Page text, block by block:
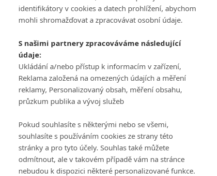
identifikátory v cookies a datech prohlížení, abychom
mohli shromažďovat a zpracovávat osobní údaje.
S našimi partnery zpracováváme následující
údaje:
Ukládání a/nebo přístup k informacím v zařízení,
Reklama založená na omezených údajích a měření
reklamy, Personalizovaný obsah, měření obsahu,
průzkum publika a vývoj služeb
Pokud souhlasíte s některými nebo se všemi,
souhlasíte s používáním cookies ze strany této
stránky a pro tyto účely. Souhlas také můžete
odmítnout, ale v takovém případě vám na stránce
nebudou k dispozici některé personalizované funkce.
Všeobecné obchodní
podmínky služby
GolfExtra.cz Premium
Podmínky zpracování
osobních údajů při
GolfExtra
Ceník GolfExtra.cz
Premium
Doporučené odkazy
ATV CZ, s.r.o.
140 00 Praha 4